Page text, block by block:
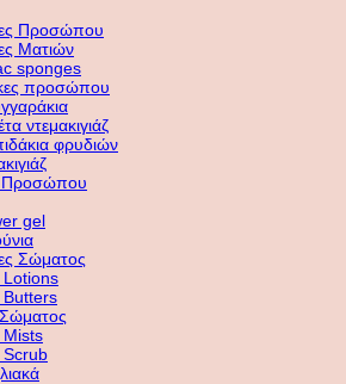
Προσώπου
Ματιών
sponges
προσώπου
ντεμακιγιάζ
φρυδιών
Προσώπου
gel
Σώματος
Lotions
Butters
Mists
Scrub